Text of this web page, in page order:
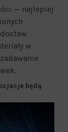
— najlepiej
w
będą